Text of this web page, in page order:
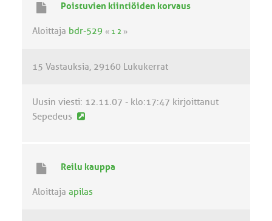
v
s
i
Poistuvien kiintiöiden korvaus
Aloittaja bdr-529 « 1 2 »
15 Vastauksia 29160 Lukukerrat
Uusin viesti: 12.11.07 - klo:17:47 kirjoittanut
Sepedeus
U
v
Reilu kauppa
Aloittaja apilas